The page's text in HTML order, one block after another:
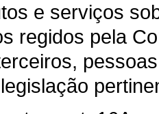
e serviços
regidos pela